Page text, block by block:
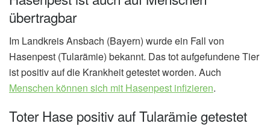
übertragbar
Im Landkreis Ansbach (Bayern) wurde ein Fall von
Hasenpest (Tularämie) bekannt. Das tot aufgefundene Tier
ist positiv auf die Krankheit getestet worden. Auch
Menschen können sich mit Hasenpest infizieren.
Toter Hase positiv auf Tularämie getestet